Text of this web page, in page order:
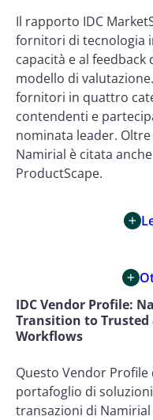
Il rapporto IDC
fornitori di tecnologia
capacità e al
modello di
fornitori in quattro
contendenti e
nominata leader. Oltre
Namirial è citata
ProductScape.
IDC Vendor Profile:
Transition to Trusted
Workflows
Questo Vendor Profile
portafoglio di
transazioni di